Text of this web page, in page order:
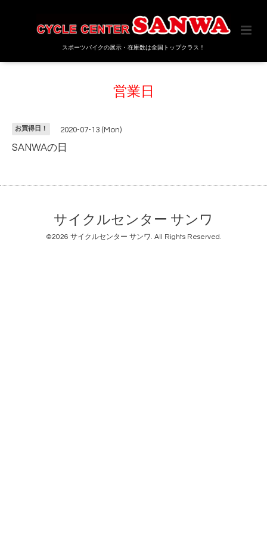
スポーツバイクの展示・在庫数は全国トップクラス！
営業日
お買得日！ 2020-07-13 (Mon)
SANWAの日
サイクルセンター サンワ
©2026 サイクルセンター サンワ. All Rights Reserved.